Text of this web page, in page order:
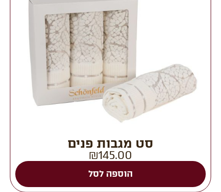
סט מגבות פנים
₪145.00
הוספה לסל